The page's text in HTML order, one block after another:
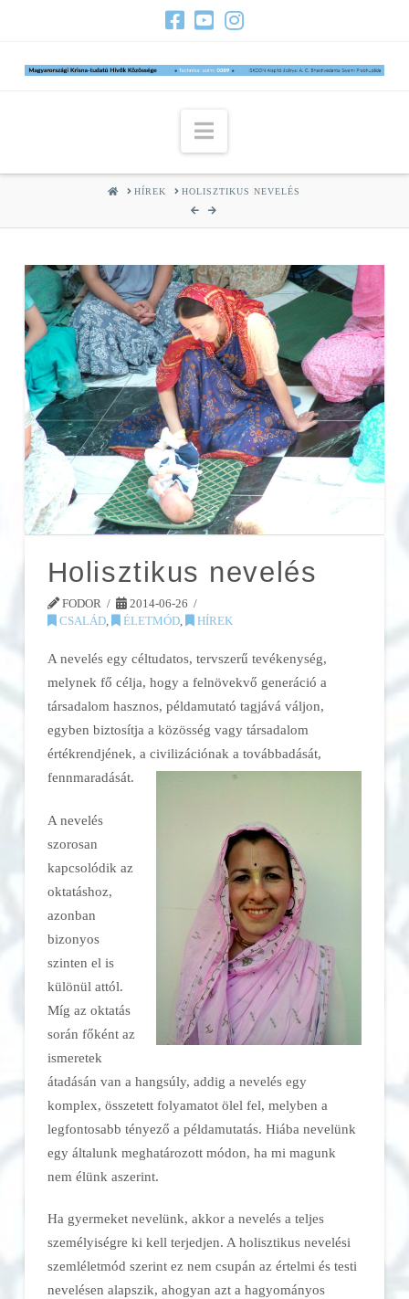
Navigation
HOMEHÍREK HOLISZTIKUS NEVELÉS
Holisztikus nevelés
FODOR
2014-06-26
CSALÁD, ÉLETMÓD, HÍREK
A nevelés egy céltudatos, tervszerű tevékenység,
melynek fő célja, hogy a felnövekvő generáció a
társadalom hasznos, példamutató tagjává váljon,
egyben biztosítja a közösség vagy társadalom
értékrendjének, a civilizációnak atovábbadását,
fennmaradását.
A nevelés
szorosan
kapcsolódik az
oktatáshoz,
azonban
bizonyos
szinten el is
különül attól.
Míg az oktatás
során főként az
ismeretek
átadásán van a hangsúly, addig a nevelés egy
komplex, összetett folyamatot ölel fel, melyben a
legfontosabb tényező a példamutatás. Hiába nevelünk
egy általunk meghatározott módon, ha mi magunk
nem élünk aszerint.
Ha gyermeket nevelünk, akkor a nevelés a teljes
személyiségre ki kell terjedjen. A holisztikus nevelési
szemléletmód szerint ez nem csupán az értelmi és testi
nevelésen alapszik, ahogyan azt a hagyományos